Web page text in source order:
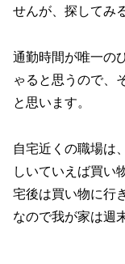
せんが、探してみ
通勤時間が唯一の
ゃると思うので、
と思います。
自宅近くの職場は
しいていえば買い
宅後は買い物に行
なので我が家は週